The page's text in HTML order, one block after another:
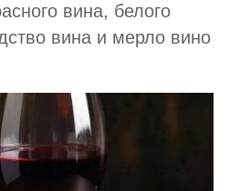
вина, белого
вина и мерло вино